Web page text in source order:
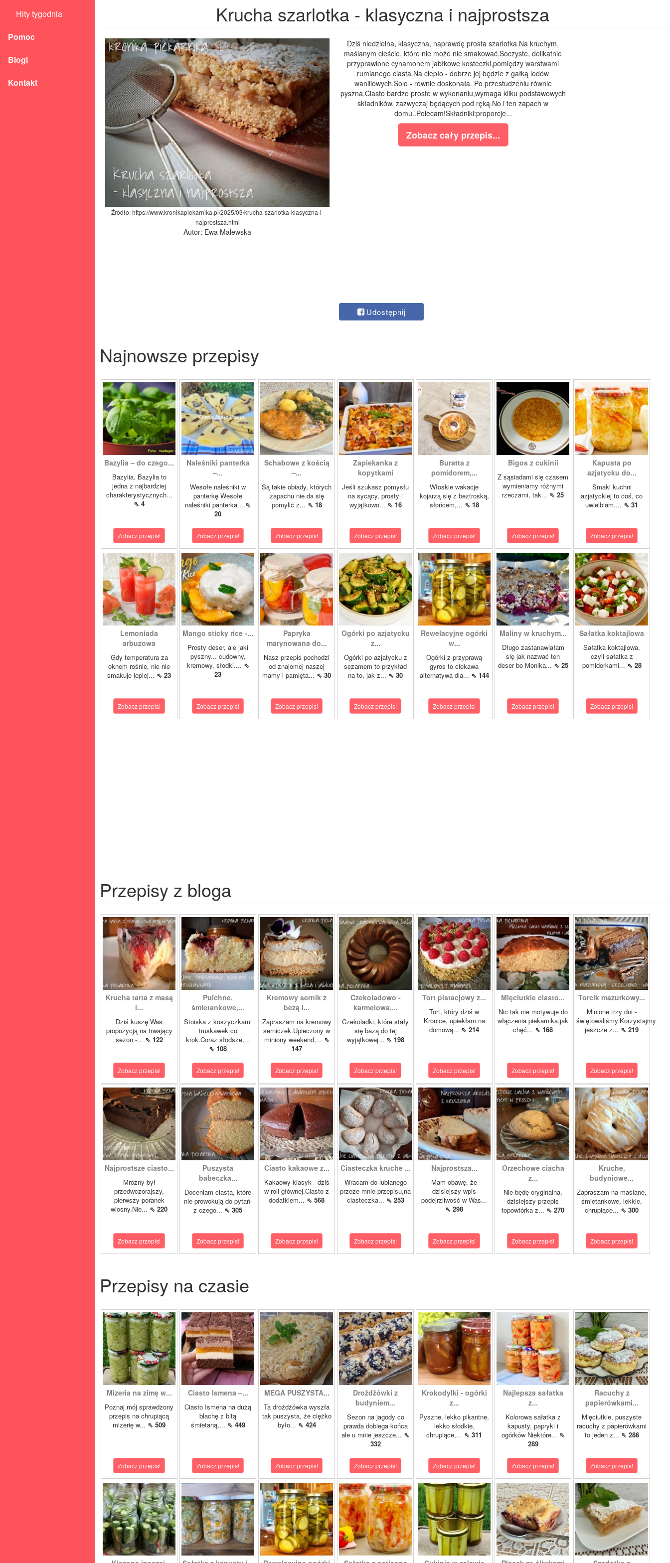
Hity tygodnia
Pomoc
Blogi
Kontakt
Krucha szarlotka - klasyczna i najprostsza
Źródło: https://www.kronikapiekarnika.pl/2025/03/krucha-szarlotka-klasyczna-i-
najprostsza.html
Autor: Ewa Malewska
Dziś niedzielna, klasyczna, naprawdę prosta szarlotka.Na kruchym,
maślanym cieście, które nie może nie smakować.Soczyste, delikatnie
przyprawione cynamonem jabłkowe kosteczki,pomiędzy warstwami
rumianego ciasta.Na ciepło - dobrze jej będzie z gałką lodów
waniliowych.Solo - równie doskonała. Po przestudzeniu równie
pyszna.Ciasto bardzo proste w wykonaniu,wymaga kilku podstawowych
składników, zazwyczaj będących pod ręką.No i ten zapach w
domu..Polecam!Składniki:proporcje...
Zobacz cały przepis...
Udostępnij
Najnowsze przepisy
Bazylia – do czego...
Bazylia. Bazylia to
jedna z najbardziej
charakterystycznych...
⇖ 4
Zobacz przepis!
Naleśniki panterka
–...
Wesołe naleśniki w
panterkę Wesołe
naleśniki panterka... ⇖
20
Zobacz przepis!
Schabowe z kością
–...
Są takie obiady, których
zapachu nie da się
pomylić z... ⇖ 18
Zobacz przepis!
Zapiekanka z
kopytkami
Jeśli szukasz pomysłu
na sycący, prosty i
wyjątkowo... ⇖ 16
Zobacz przepis!
Buratta z
pomidorem,...
Włoskie wakacje
kojarzą się z beztroską,
słońcem,... ⇖ 18
Zobacz przepis!
Bigos z cukinii
Z sąsiadami się czasem
wymieniamy różnymi
rzeczami, tak... ⇖ 25
Zobacz przepis!
Kapusta po
azjatycku do...
Smaki kuchni
azjatyckiej to coś, co
uwielbiam.... ⇖ 31
Zobacz przepis!
Lemoniada
arbuzowa
Gdy temperatura za
oknem rośnie, nic nie
smakuje lepiej... ⇖ 23
Zobacz przepis!
Mango sticky rice -...
Prosty deser, ale jaki
pyszny... cudowny,
kremowy, słodki.... ⇖
23
Zobacz przepis!
Papryka
marynowana do...
Nasz przepis pochodzi
od znajomej naszej
mamy i pamięta... ⇖ 30
Zobacz przepis!
Ogórki po azjatycku
z...
Ogórki po azjatycku z
sezamem to przykład
na to, jak z... ⇖ 30
Zobacz przepis!
Rewelacyjne ogórki
w...
Ogórki z przyprawą
gyros to ciekawa
alternatywa dla... ⇖ 144
Zobacz przepis!
Maliny w kruchym...
Długo zastanawiałam
się jak nazwać ten
deser bo Monika... ⇖ 25
Zobacz przepis!
Sałatka koktajlowa
Sałatka koktajlowa,
czyli sałatka z
pomidorkami... ⇖ 28
Zobacz przepis!
Przepisy z bloga
Krucha tarta z masą
i...
Dziś kuszę Was
propozycją na trwający
sezon -... ⇖ 122
Zobacz przepis!
Pulchne,
śmietankowe,...
Stoiska z koszyczkami
truskawek co
krok.Coraz słodsze,...
⇖ 108
Zobacz przepis!
Kremowy sernik z
bezą i...
Zapraszam na kremowy
serniczek.Upieczony w
miniony weekend,... ⇖
147
Zobacz przepis!
Czekoladowo -
karmelowa,...
Czekoladki, które stały
się bazą do tej
wyjątkowej... ⇖ 198
Zobacz przepis!
Tort pistacjowy z...
Tort, który dziś w
Kronice, upiekłam na
domową... ⇖ 214
Zobacz przepis!
Mięciutkie ciasto...
Nic tak nie motywuje do
włączenia piekarnika,jak
chęć... ⇖ 168
Zobacz przepis!
Torcik mazurkowy...
Minione trzy dni -
świętowaliśmy.Korzystajmy
jeszcze z... ⇖ 219
Zobacz przepis!
Najprostsze ciasto...
Mroźny był
przedwczorajszy,
pierwszy poranek
wiosny.Nie... ⇖ 220
Zobacz przepis!
Puszysta
babeczka...
Doceniam ciasta, które
nie prowokują do pytań-
z czego... ⇖ 305
Zobacz przepis!
Ciasto kakaowe z...
Kakaowy klasyk - dziś
w roli głównej.Ciasto z
dodatkiem... ⇖ 568
Zobacz przepis!
Ciasteczka kruche ...
Wracam do lubianego
przeze mnie przepisu,na
ciasteczka... ⇖ 253
Zobacz przepis!
Najprostsza...
Mam obawę, że
dzisiejszy wpis
podejrzliwość w Was...
⇖ 298
Zobacz przepis!
Orzechowe ciacha
z...
Nie będę oryginalna,
dzisiejszy przepis
topowtórka z... ⇖ 270
Zobacz przepis!
Kruche,
budyniowe...
Zapraszam na maślane,
śmietankowe, lekkie,
chrupiące... ⇖ 300
Zobacz przepis!
Przepisy na czasie
Mizeria na zimę w...
Poznaj mój sprawdzony
przepis na chrupiącą
mizerię w... ⇖ 509
Zobacz przepis!
Ciasto Ismena –...
Ciasto Ismena na dużą
blachę z bitą
śmietaną,... ⇖ 449
Zobacz przepis!
MEGA PUSZYSTA...
Ta drożdżówka wyszła
tak puszysta, że ciężko
było... ⇖ 424
Zobacz przepis!
Drożdżówki z
budyniem...
Sezon na jagody co
prawda dobiega końca
ale u mnie jeszcze... ⇖
332
Zobacz przepis!
Krokodylki - ogórki
z...
Pyszne, lekko pikantne,
lekko słodkie,
chrupiące,... ⇖ 311
Zobacz przepis!
Najlepsza sałatka
z...
Kolorowa sałatka z
kapusty, papryki i
ogórków Niektóre... ⇖
289
Zobacz przepis!
Racuchy z
papierówkami...
Mięciutkie, puszyste
racuchy z papierówkami
to jeden z... ⇖ 286
Zobacz przepis!